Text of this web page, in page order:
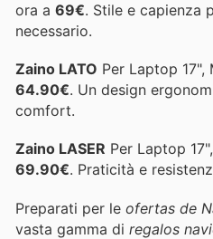
ora a 69€. Stile e capienza
necessario.
Zaino LATO Per Laptop 17",
64.90€. Un design
comfort.
Zaino LASER Per Laptop
69.90€. Praticità e
Preparati per le ofertas de
vasta gamma di regalos